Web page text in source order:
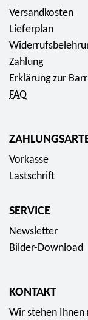
Versandkosten
Lieferplan
Zahlung
Erklärung zur
FAQ
Vorkasse
Lastschrift
SERVICE
Newsletter
Bilder-Download
KONTAKT
Wir stehen Ihnen